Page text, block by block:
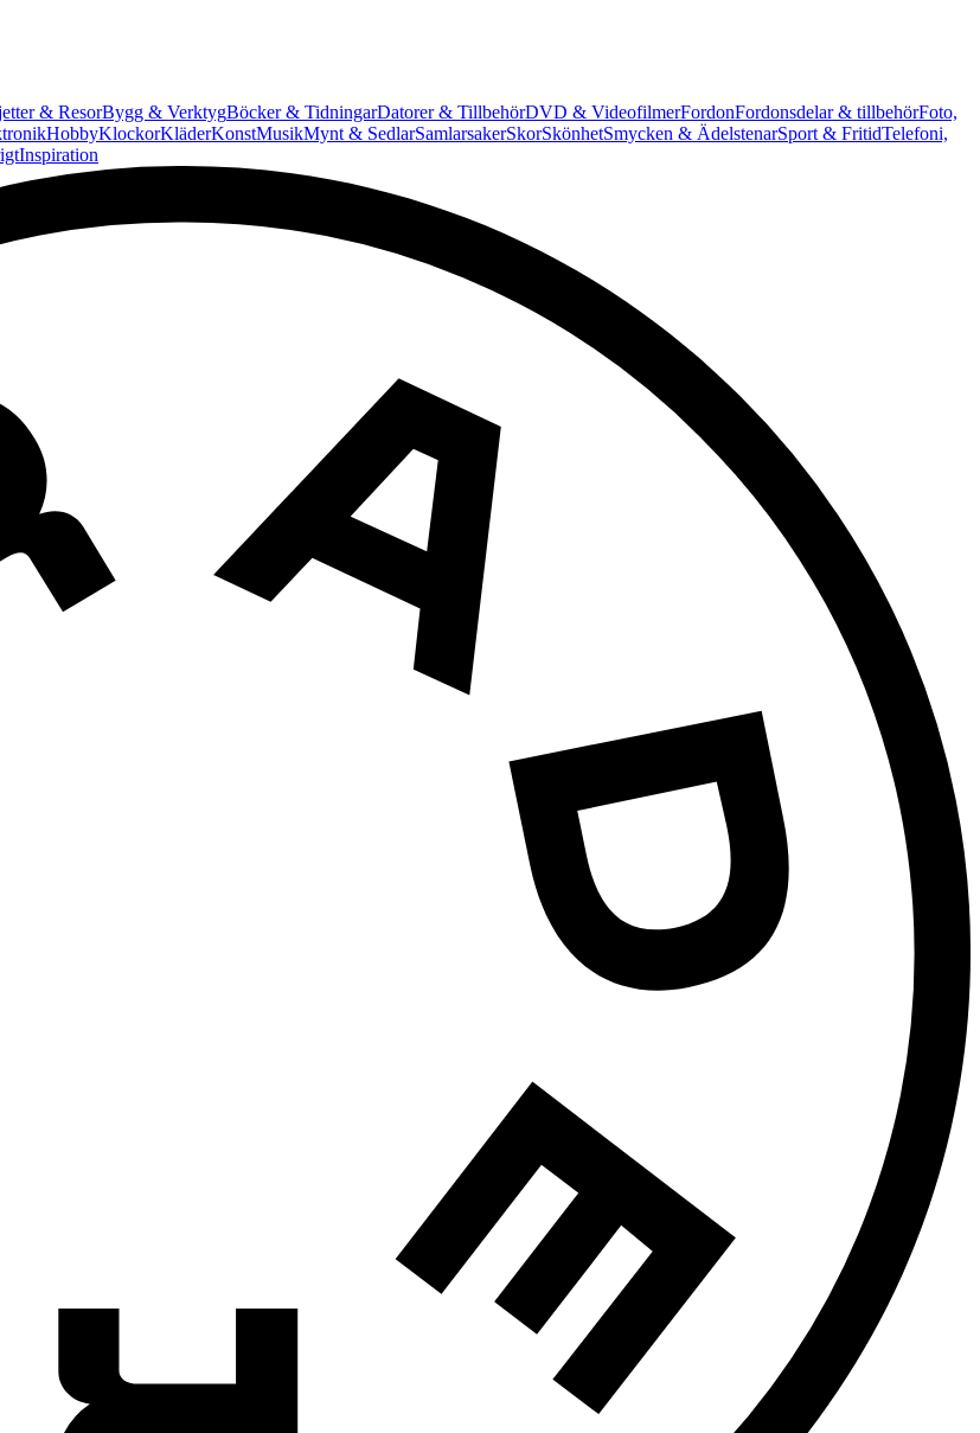
& ResorBygg & VerktygBöcker & TidningarDatorer & TillbehörDVD & VideofilmerFordonFordonsdelar & tillbehörFoto,
HobbyKlockorKläderKonstMusikMynt & SedlarSamlarsakerSkorSkönhetSmycken & ÄdelstenarSport & FritidTelefoni,
Inspiration